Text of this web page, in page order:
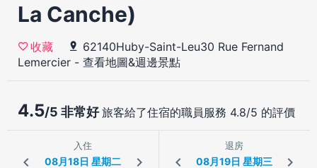
La Canche)
收藏
62140Huby-Saint-Leu30 Rue Fernand
Lemercier - 查看地圖&週邊景點
4.5/5 非常好旅客給了住宿的職員服務 4.8/5 的評價
入住 退房